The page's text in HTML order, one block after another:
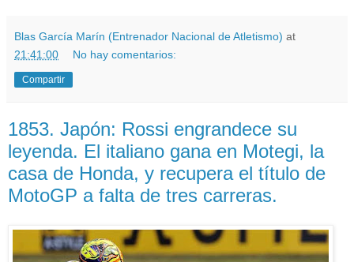
Blas García Marín (Entrenador Nacional de Atletismo) at
21:41:00
No hay comentarios:
Compartir
1853. Japón: Rossi engrandece su
leyenda. El italiano gana en Motegi, la
casa de Honda, y recupera el título de
MotoGP a falta de tres carreras.